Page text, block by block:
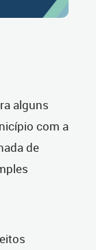
alguns
com a
de